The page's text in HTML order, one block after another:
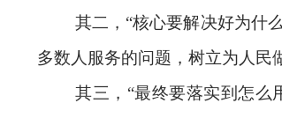
其二，“核心要解决好为什
多数人服务的问题，树立为人民
其三，“最终要落实到怎么